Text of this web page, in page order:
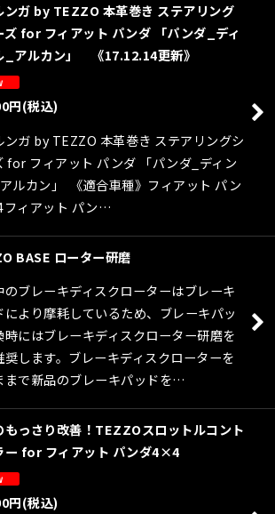
ンガ by TEZZO 本革巻き ステアリング
ズ for フィアット パンダ 「パンダ_ディ
_アルカン」 《17.12.14更新》
円(税込)
ンガ by TEZZO 本革巻き ステアリングシ
for フィアット パンダ 「パンダ_ディン
ルカン」 《適合車種》フィアット パン
フィアット パン…
BASE ローター研磨
のブレーキディスクローターはブレーキ
により摩耗しているため、ブレーキパッ
時にはブレーキディスクローター研磨を
奨します。ブレーキディスクローターを
まで新品のブレーキパッドを…
もっさり改善！TEZZOスロットルコント
ー for フィアット パンダ4×4
円(税込)